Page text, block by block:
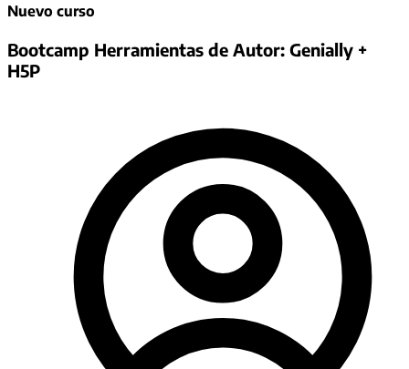
Nuevo curso
Bootcamp Herramientas de Autor: Genially +
H5P